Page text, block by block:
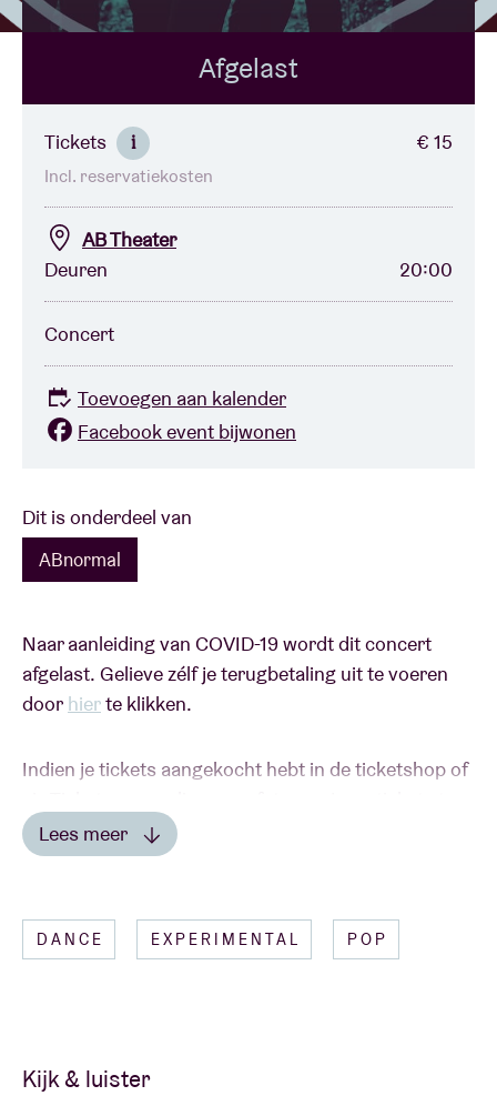
BRDCST
ABtv
Concertcheque
Over AB
Contact
Dit is onderdeel van
ABnormal
Naar aanleiding van COVID-19 wordt dit concert
afgelast. Gelieve zélf je terugbetaling uit te voeren
door hierte klikken.
Indien je tickets aangekocht hebt in de ticketshop of
sturen met vermelding van je rekeningnummer
naarticketshop@abconcerts.be
Lees meer
DANCE EXPERIMENTAL POP
Kijk & luister
Afgelast
Tickets i € 15
Incl. reservatiekosten
AB Theater
Deuren
20:00
Concert
Toevoegen aan kalender
Facebook event bijwonen